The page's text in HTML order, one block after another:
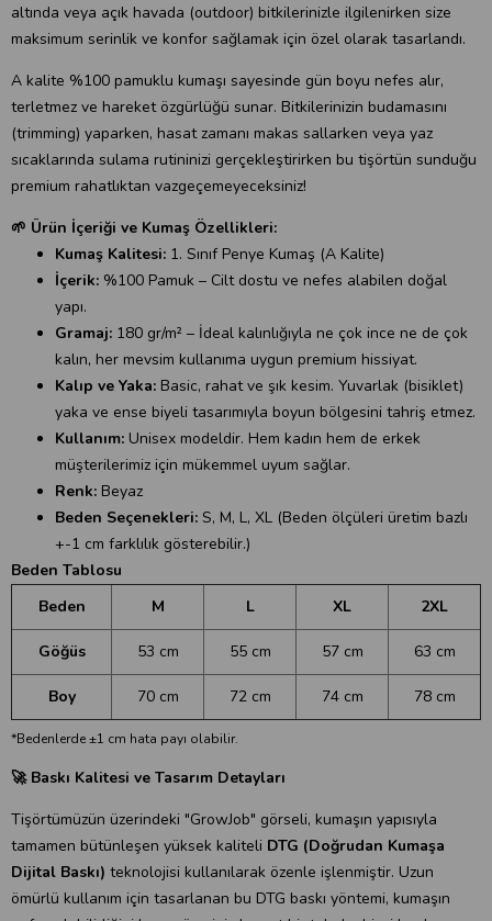
altında veya açık havada (outdoor) bitkilerinizle ilgilenirken size
maksimum serinlik ve konfor sağlamak için özel olarak tasarlandı.
A kalite %100 pamuklu kumaşı sayesinde gün boyu nefes alır,
terletmez ve hareket özgürlüğü sunar. Bitkilerinizin budamasını
(trimming) yaparken, hasat zamanı makas sallarken veya yaz
sıcaklarında sulama rutininizi gerçekleştirirken bu tişörtün sunduğu
premium rahatlıktan vazgeçemeyeceksiniz!
🌱 Ürün İçeriği ve Kumaş Özellikleri:
Kumaş Kalitesi: 1. Sınıf Penye Kumaş (A Kalite)
İçerik: %100 Pamuk – Cilt dostu ve nefes alabilen doğal
yapı.
Gramaj: 180 gr/m² – İdeal kalınlığıyla ne çok ince ne de çok
kalın, her mevsim kullanıma uygun premium hissiyat.
Kalıp ve Yaka: Basic, rahat ve şık kesim. Yuvarlak (bisiklet)
yaka ve ense biyeli tasarımıyla boyun bölgesini tahriş etmez.
Kullanım: Unisex modeldir. Hem kadın hem de erkek
müşterilerimiz için mükemmel uyum sağlar.
Renk: Beyaz
Beden Seçenekleri: S, M, L, XL (Beden ölçüleri üretim bazlı
+-1 cm farklılık gösterebilir.)
Beden Tablosu
Beden
M L XL 2XL
Göğüs 53 cm 55 cm 57 cm 63 cm
Boy 70 cm 72 cm 74 cm 78 cm
*Bedenlerde ±1 cm hata payı olabilir.
🚀 Baskı Kalitesi ve Tasarım Detayları
Tişörtümüzün üzerindeki "GrowJob" görseli, kumaşın yapısıyla
tamamen bütünleşen yüksek kaliteli DTG (Doğrudan Kumaşa
Dijital Baskı) teknolojisi kullanılarak özenle işlenmiştir. Uzun
ömürlü kullanım için tasarlanan bu DTG baskı yöntemi, kumaşın